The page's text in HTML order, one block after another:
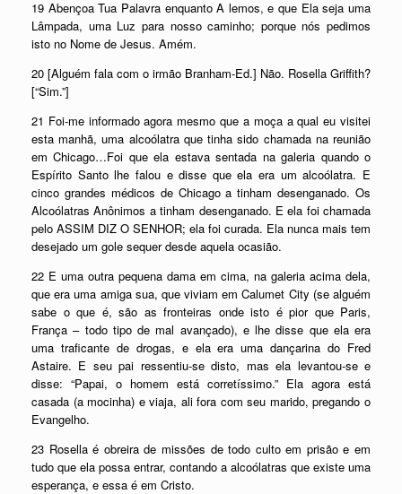
19 Abençoa Tua Palavra enquanto A lemos, e que Ela seja uma
Lâmpada, uma Luz para nosso caminho; porque nós pedimos
isto no Nome de Jesus. Amém.
20 [Alguém fala com o irmão Branham-Ed.] Não. Rosella Griffith?
[“Sim.”]
21 Foi-me informado agora mesmo que a moça a qual eu visitei
esta manhã, uma alcoólatra que tinha sido chamada na reunião
em Chicago…Foi que ela estava sentada na galeria quando o
Espírito Santo lhe falou e disse que ela era um alcoólatra. E
cinco grandes médicos de Chicago a tinham desenganado. Os
Alcoólatras Anônimos a tinham desenganado. E ela foi chamada
pelo ASSIM DIZ O SENHOR; ela foi curada. Ela nunca mais tem
desejado um gole sequer desde aquela ocasião.
22 E uma outra pequena dama em cima, na galeria acima dela,
que era uma amiga sua, que viviam em Calumet City (se alguém
sabe o que é, são as fronteiras onde isto é pior que Paris,
França – todo tipo de mal avançado), e lhe disse que ela era
uma traficante de drogas, e ela era uma dançarina do Fred
Astaire. E seu pai ressentiu-se disto, mas ela levantou-se e
disse: “Papai, o homem está corretíssimo.” Ela agora está
casada (a mocinha) e viaja, ali fora com seu marido, pregando o
Evangelho.
23 Rosella é obreira de missões de todo culto em prisão e em
tudo que ela possa entrar, contando a alcoólatras que existe uma
esperança, e essa é em Cristo.